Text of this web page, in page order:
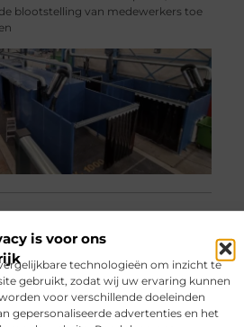
is voor ons
technologieën om inzicht te
gebruikt, zodat wij uw ervaring kunnen
voor verschillende doeleinden
gepersonaliseerde advertenties en het
de blootstelling van medewerkers toe
en
is voor velen een moment
ontspanning, maar ongemakkelijk
schoeisel kan dat plezier snel bederven.
Tijdens het snoeien, planten of
simpelweg rondlopen in de tuin krijgt
schoeisel heel wat te verduren. Wie